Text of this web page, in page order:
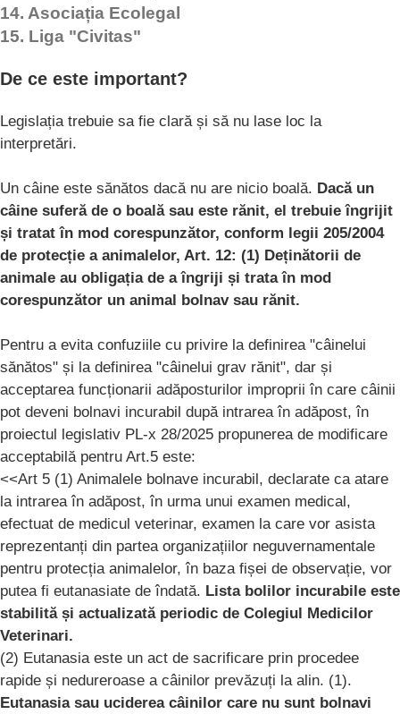
14. Asociația Ecolegal
15. Liga "Civitas"
De ce este important?
Legislația trebuie sa fie clară și să nu lase loc la
interpretări.
Un câine este sănătos dacă nu are nicio boală. Dacă un
câine suferă de o boală sau este rănit, el trebuie îngrijit
și tratat în mod corespunzător, conform legii 205/2004
de protecție a animalelor, Art. 12: (1) Deținătorii de
animale au obligația de a îngriji și trata în mod
corespunzător un animal bolnav sau rănit.
Pentru a evita confuziile cu privire la definirea "câinelui
sănătos" și la definirea "câinelui grav rănit", dar și
acceptarea funcționarii adăposturilor improprii în care câinii
pot deveni bolnavi incurabil după intrarea în adăpost, în
proiectul legislativ PL-x 28/2025 propunerea de modificare
acceptabilă pentru Art.5 este:
<<Art 5 (1) Animalele bolnave incurabil, declarate ca atare
la intrarea în adăpost, în urma unui examen medical,
efectuat de medicul veterinar, examen la care vor asista
reprezentanți din partea organizațiilor neguvernamentale
pentru protecția animalelor, în baza fișei de observație, vor
putea fi eutanasiate de îndată. Lista bolilor incurabile este
stabilită și actualizată periodic de Colegiul Medicilor
Veterinari.
(2) Eutanasia este un act de sacrificare prin procedee
rapide și nedureroase a câinilor prevăzuți la alin. (1).
Eutanasia sau uciderea câinilor care nu sunt bolnavi